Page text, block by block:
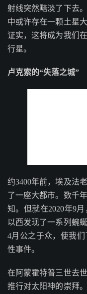
射线突然黯淡了下去
中或许存在一颗土星
证实，这将成为我们
行星。
卢克索的“失落之城”
约3400年前，埃及法
了一座大都市。数千
知。但就在2020年9
以西发现了一系列蜿
4月公之于众，使我
性事件。
在阿蒙霍特普三世去
推行对太阳神的崇拜